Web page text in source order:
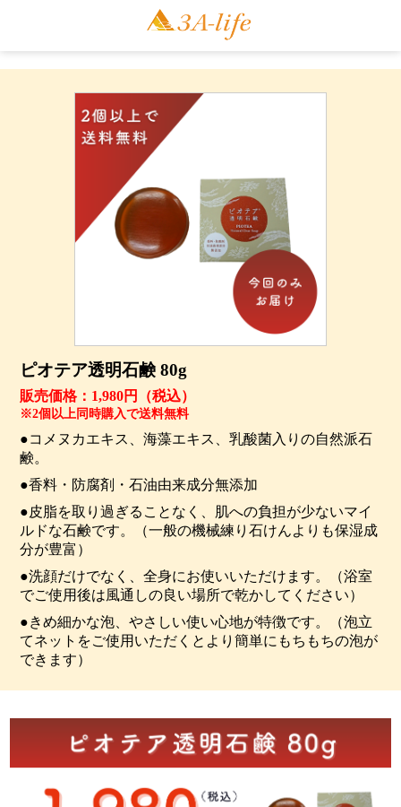
ピオテア透明石鹸 80g
販売価格：1,980円（税込）
※2個以上同時購入で送料無料
●コメヌカエキス、海藻エキス、乳酸菌入りの自然派石
鹸。
●香料・防腐剤・石油由来成分無添加
●皮脂を取り過ぎることなく、肌への負担が少ないマイ
ルドな石鹸です。（一般の機械練り石けんよりも保湿成
分が豊富）
●洗顔だけでなく、全身にお使いいただけます。（浴室
でご使用後は風通しの良い場所で乾かしてください）
●きめ細かな泡、やさしい使い心地が特徴です。（泡立
てネットをご使用いただくとより簡単にもちもちの泡が
できます）